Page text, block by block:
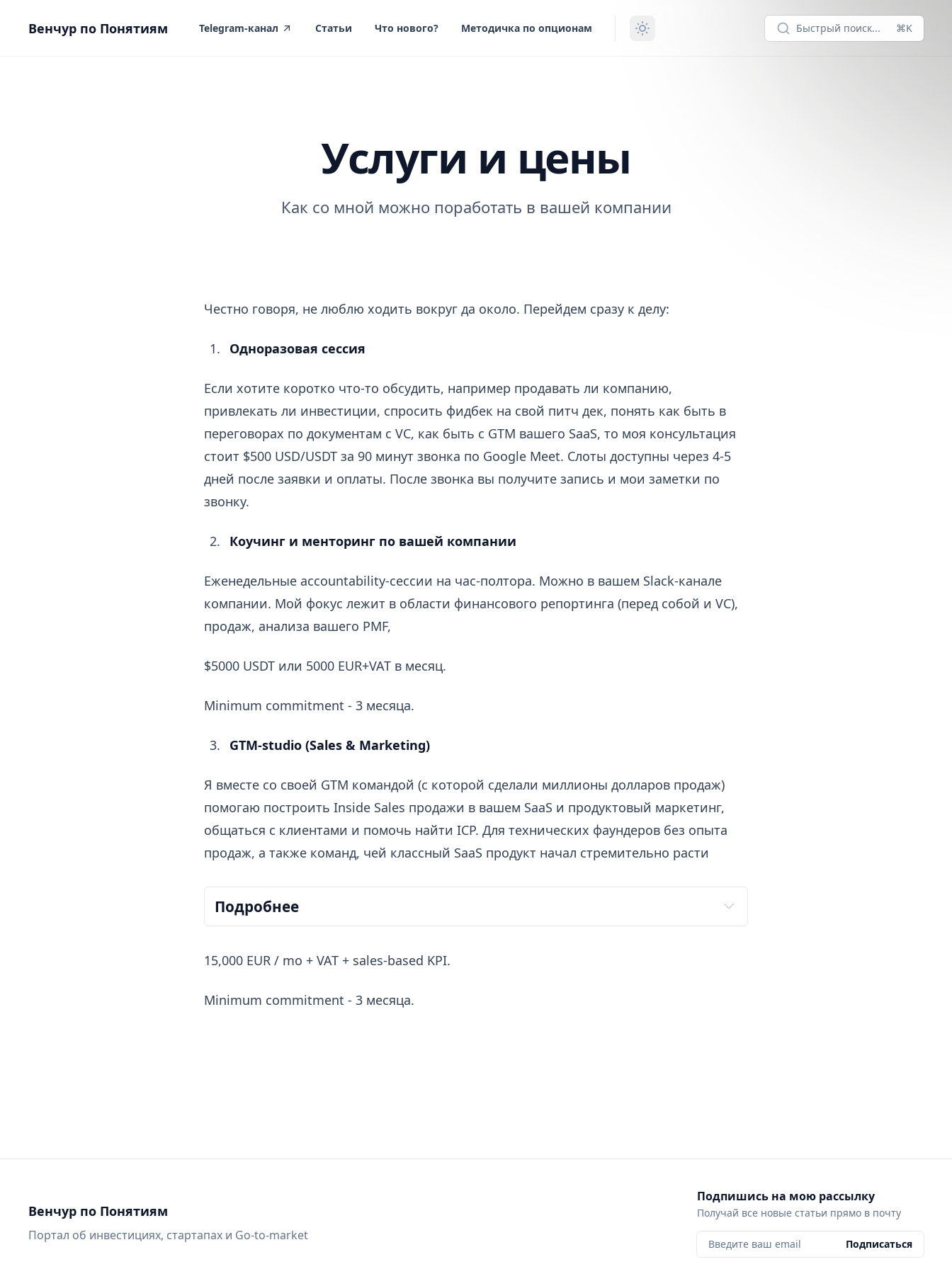
Венчур по Понятиям Telegram-канал Статьи Что нового? Методичка по опционам Быстрый поиск... ⌘K
Услуги и цены
Как со мной можно поработать в вашей компании
Услуги и цены
Честно говоря, не люблю ходить вокруг да около. Перейдем сразу к делу:
Одноразовая сессия
Если хотите коротко что-то обсудить, например продавать ли компанию,
привлекать ли инвестиции, спросить фидбек на свой питч дек, понять как быть в
переговорах по документам с VC, как быть с GTM вашего SaaS, то моя консультация
стоит $500 USD/USDT за 90 минут звонка по Google Meet. Слоты доступны через 4-5
дней после заявки и оплаты. После звонка вы получите запись и мои заметки по
звонку.
Коучинг и менторинг по вашей компании
Еженедельные accountability-сессии на час-полтора. Можно в вашем Slack-канале
компании. Мой фокус лежит в области финансового репортинга (перед собой и VC),
продаж, анализа вашего PMF,
$5000 USDT или 5000 EUR+VAT в месяц.
Minimum commitment - 3 месяца.
GTM-studio (Sales & Marketing)
Я вместе со своей GTM командой (с которой сделали миллионы долларов продаж)
помогаю построить Inside Sales продажи в вашем SaaS и продуктовый маркетинг,
общаться с клиентами и помочь найти ICP. Для технических фаундеров без опыта
продаж, а также команд, чей классный SaaS продукт начал стремительно расти
Подробнее
15,000 EUR / mo + VAT + sales-based KPI.
Minimum commitment - 3 месяца.
Венчур по Понятиям
Портал об инвестициях, стартапах и Go-to-market
Подпишись на мою рассылку
Получай все новые статьи прямо в почту
Введите ваш email Подписаться